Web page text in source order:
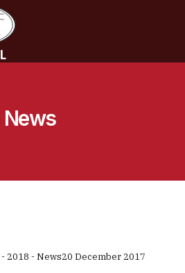
News
2018 - News20 December 2017